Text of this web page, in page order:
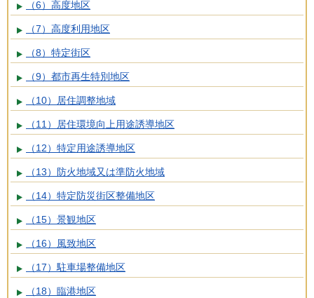
（6）高度地区
（7）高度利用地区
（8）特定街区
（9）都市再生特別地区
（10）居住調整地域
（11）居住環境向上用途誘導地区
（12）特定用途誘導地区
（13）防火地域又は準防火地域
（14）特定防災街区整備地区
（15）景観地区
（16）風致地区
（17）駐車場整備地区
（18）臨港地区